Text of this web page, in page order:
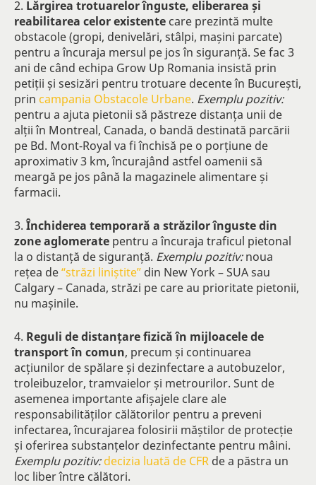
2. Lărgirea trotuarelor înguste, eliberarea și
reabilitarea celor existente care prezintă multe
obstacole (gropi, denivelări, stâlpi, mașini parcate)
pentru a încuraja mersul pe jos în siguranță. Se fac 3
ani de când echipa Grow Up Romania insistă prin
petiții și sesizări pentru trotuare decente în București,
prin campania Obstacole Urbane. Exemplu pozitiv:
pentru a ajuta pietonii să păstreze distanța unii de
alții în Montreal, Canada, o bandă destinată parcării
pe Bd. Mont-Royal va fi închisă pe o porțiune de
aproximativ 3 km, încurajând astfel oamenii să
meargă pe jos până la magazinele alimentare și
farmacii.
3. Închiderea temporară a străzilor înguste din
zone aglomerate pentru a încuraja traficul pietonal
la o distanță de siguranță. Exemplu pozitiv:noua
rețea de“străzi liniștite” din New York – SUA sau
Calgary – Canada, străzi pe care au prioritate pietonii,
nu mașinile.
4. Reguli de distanțare fizică în mijloacele de
transport în comun, precum și continuarea
acțiunilor de spălare și dezinfectare a autobuzelor,
troleibuzelor, tramvaielor și metrourilor. Sunt de
asemenea importante afișajele clare ale
responsabilităților călătorilor pentru a preveni
infectarea, încurajarea folosirii măștilor de protecție
și oferirea substanțelor dezinfectante pentru mâini.
Exemplu pozitiv: decizia luată de CFR de a păstra un
loc liber între călători.